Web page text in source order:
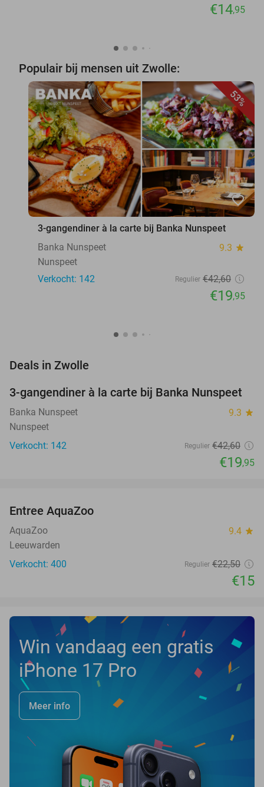
€14,95
Populair bij mensen uit Zwolle:
53%
favorite_border
3-gangendiner à la carte bij Banka Nunspeet
Banka Nunspeet
9.3 star
Nunspeet
Verkocht: 142
Regulier €42,60
€19,95
Deals in Zwolle
53%
3-gangendiner à la carte bij Banka Nunspeet
Banka Nunspeet 9.3 star
Nunspeet
Verkocht: 142
Regulier €42,60
€19,95
TODAY
Entree AquaZoo
AquaZoo 9.4 star
Leeuwarden
Verkocht: 400
Regulier €22,50
€15
Win vandaag een gratis
iPhone 17 Pro
Meer info